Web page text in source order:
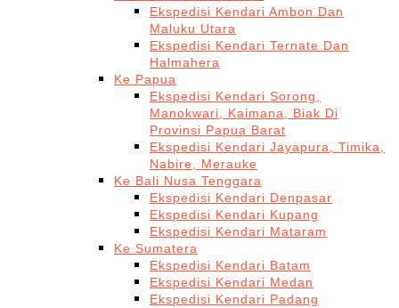
Ekspedisi Kendari Ambon Dan
Maluku Utara
Ekspedisi Kendari Ternate Dan
Halmahera
Ke Papua
Ekspedisi Kendari Sorong,
Manokwari, Kaimana, Biak Di
Provinsi Papua Barat
Ekspedisi Kendari Jayapura, Timika,
Nabire, Merauke
Ke Bali Nusa Tenggara
Ekspedisi Kendari Denpasar
Ekspedisi Kendari Kupang
Ekspedisi Kendari Mataram
Ke Sumatera
Ekspedisi Kendari Batam
Ekspedisi Kendari Medan
Ekspedisi Kendari Padang